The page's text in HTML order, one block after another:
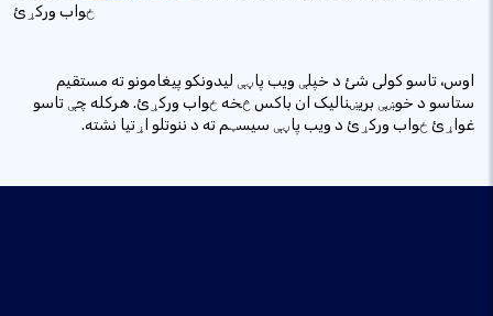
ځواب ورکړئ
اوس، تاسو کولی شئ د خپلې ویب پاڼې لیدونکو پیغامونو ته مستقیم
ستاسو د خوښې بریښنالیک ان باکس څخه ځواب ورکړئ. هرکله چې تاسو
غواړئ ځواب ورکړئ د ویب پاڼې سیسټم ته د ننوتلو اړتیا نشته.